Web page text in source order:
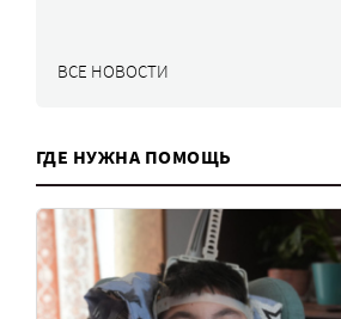
ВСЕ НОВОСТИ
ГДЕ НУЖНА ПОМОЩЬ